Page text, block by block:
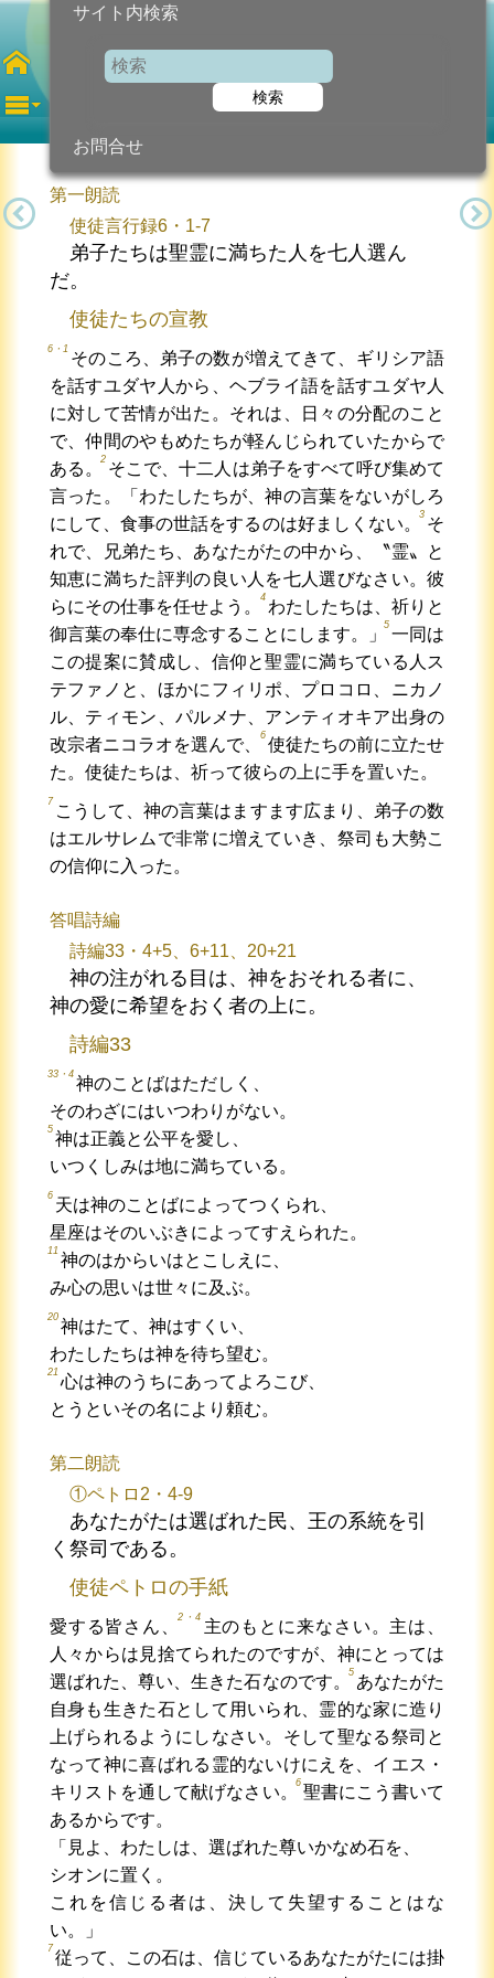
サイト内検索
検索
お問合せ
第5主日
第一朗読
使徒言行録6・1-7
弟子たちは聖霊に満ちた人を七人選ん
だ。
使徒たちの宣教
6・1
そのころ、弟子の数が増えてきて、ギリシア語
を話すユダヤ人から、ヘブライ語を話すユダヤ人
に対して苦情が出た。それは、日々の分配のこと
で、仲間のやもめたちが軽んじられていたからで
ある。
2
そこで、十二人は弟子をすべて呼び集めて
言った。「わたしたちが、神の言葉をないがしろ
にして、食事の世話をするのは好ましくない。
3
そ
れで、兄弟たち、あなたがたの中から、〝霊〟と
知恵に満ちた評判の良い人を七人選びなさい。彼
らにその仕事を任せよう。
4
わたしたちは、祈りと
御言葉の奉仕に専念することにします。」
5
一同は
この提案に賛成し、信仰と聖霊に満ちている人ス
テファノと、ほかにフィリポ、プロコロ、ニカノ
ル、ティモン、パルメナ、アンティオキア出身の
改宗者ニコラオを選んで、
6
使徒たちの前に立たせ
た。使徒たちは、祈って彼らの上に手を置いた。
7
こうして、神の言葉はますます広まり、弟子の数
はエルサレムで非常に増えていき、祭司も大勢こ
の信仰に入った。
答唱詩編
詩編33・4+5、6+11、20+21
神の注がれる目は、神をおそれる者に、
神の愛に希望をおく者の上に。
詩編33
33・4
神のことばはただしく、
そのわざにはいつわりがない。
5
神は正義と公平を愛し、
いつくしみは地に満ちている。
6
天は神のことばによってつくられ、
星座はそのいぶきによってすえられた。
11
神のはからいはとこしえに、
み心の思いは世々に及ぶ。
20
神はたて、神はすくい、
わたしたちは神を待ち望む。
21
心は神のうちにあってよろこび、
とうといその名により頼む。
第二朗読
①ペトロ2・4-9
あなたがたは選ばれた民、王の系統を引
く祭司である。
使徒ペトロの手紙
愛する皆さん、
2・4
主のもとに来なさい。主は、
人々からは見捨てられたのですが、神にとっては
選ばれた、尊い、生きた石なのです。
5
あなたがた
自身も生きた石として用いられ、霊的な家に造り
上げられるようにしなさい。そして聖なる祭司と
なって神に喜ばれる霊的ないけにえを、イエス・
キリストを通して献げなさい。
6
聖書にこう書いて
あるからです。
「見よ、わたしは、選ばれた尊いかなめ石を、
シオンに置く。
これを信じる者は、決して失望することはな
い。」
7
従って、この石は、信じているあなたがたには掛